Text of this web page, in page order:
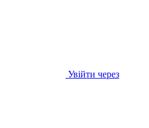
Увійти через